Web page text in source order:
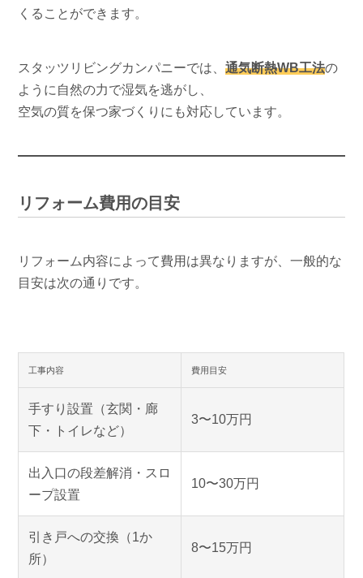
くることができます。
スタッツリビングカンパニーでは、通気断熱WB工法の
ように自然の力で湿気を逃がし、
空気の質を保つ家づくりにも対応しています。
リフォーム費用の目安
リフォーム内容によって費用は異なりますが、一般的な
目安は次の通りです。
工事内容 費用目安
手すり設置（玄関・廊
下・トイレなど）
3〜10万円
出入口の段差解消・スロ
ープ設置
10〜30万円
引き戸への交換（1か
所）
8〜15万円